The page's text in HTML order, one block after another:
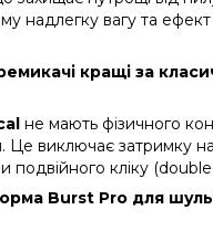
надлегку вагу та ефект
кращі за
не мають фізичного
Це виключає затримку
подвійного кліку
Burst Pro для